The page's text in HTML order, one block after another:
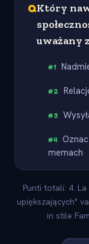
QKtóry
uważany
#1
#2
#3
#4
memach
Punti totali: 4.
upiększających"
in stile